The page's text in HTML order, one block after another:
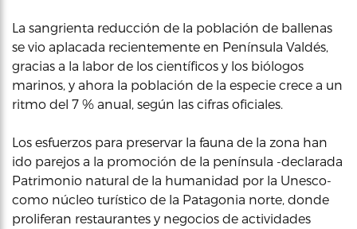
La sangrienta reducción de la población de ballenas
se vio aplacada recientemente en Península Valdés,
gracias a la labor de los científicos y los biólogos
marinos, y ahora la población de la especie crece a un
ritmo del 7 % anual, según las cifras oficiales.
Los esfuerzos para preservar la fauna de la zona han
ido parejos a la promoción de la península -declarada
Patrimonio natural de la humanidad por la Unesco-
como núcleo turístico de la Patagonia norte, donde
proliferan restaurantes y negocios de actividades